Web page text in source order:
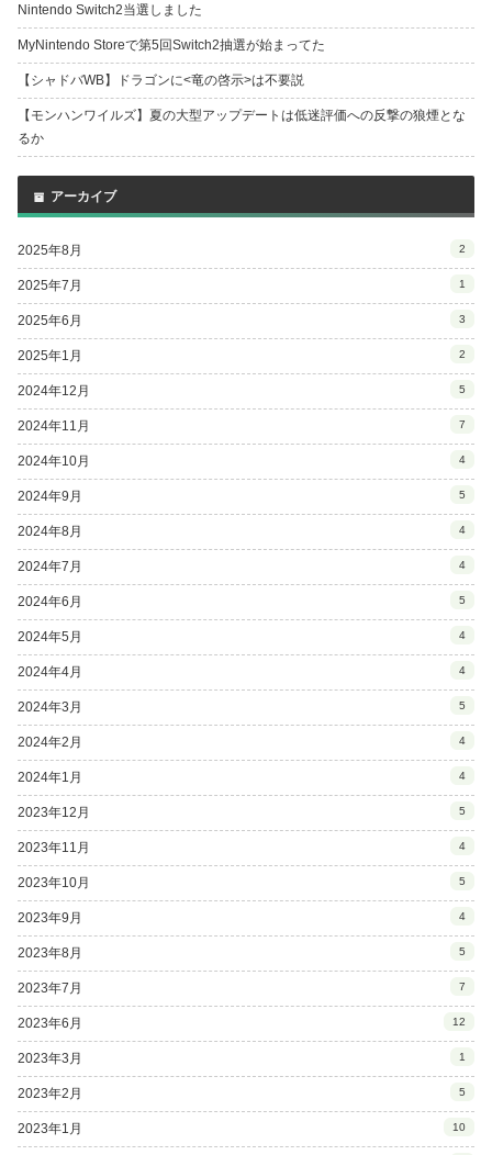
Nintendo Switch2当選しました
MyNintendo Storeで第5回Switch2抽選が始まってた
【シャドバWB】ドラゴンに<竜の啓示>は不要説
【モンハンワイルズ】夏の大型アップデートは低迷評価への反撃の狼煙とな
るか
アーカイブ
2025年8月 2
2025年7月 1
2025年6月 3
2025年1月 2
2024年12月 5
2024年11月 7
2024年10月 4
2024年9月 5
2024年8月 4
2024年7月 4
2024年6月 5
2024年5月 4
2024年4月 4
2024年3月 5
2024年2月 4
2024年1月 4
2023年12月 5
2023年11月 4
2023年10月 5
2023年9月 4
2023年8月 5
2023年7月 7
2023年6月 12
2023年3月 1
2023年2月 5
2023年1月 10